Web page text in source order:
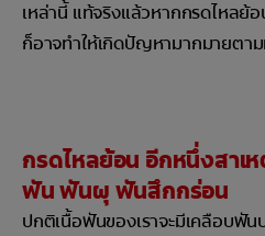
เหล่านี้ แท้จริงแล้วหากกรดไหลย้อ
ก็อาจทำให้เกิดปัญหามากมายตา
กรดไหลย้อน อีกหนึ่งสาเ
ฟัน ฟันผุ ฟันสึกกร่อน
ปกติเนื้อฟันของเราจะมีเคลือบฟั